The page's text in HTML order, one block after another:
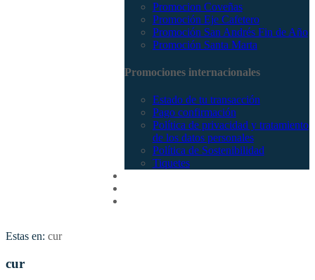
Promocion Coveñas
Promoción Eje Cafetero
Promoción San Andrés Fin de Año
Promoción Santa Marta
Promociones internacionales
Estado de tu transacción
Pago confirmación
Política de privacidad y tratamiento
de los datos personales
Política de Sostenibilidad
Tiquetes
Estas en: cur
cur